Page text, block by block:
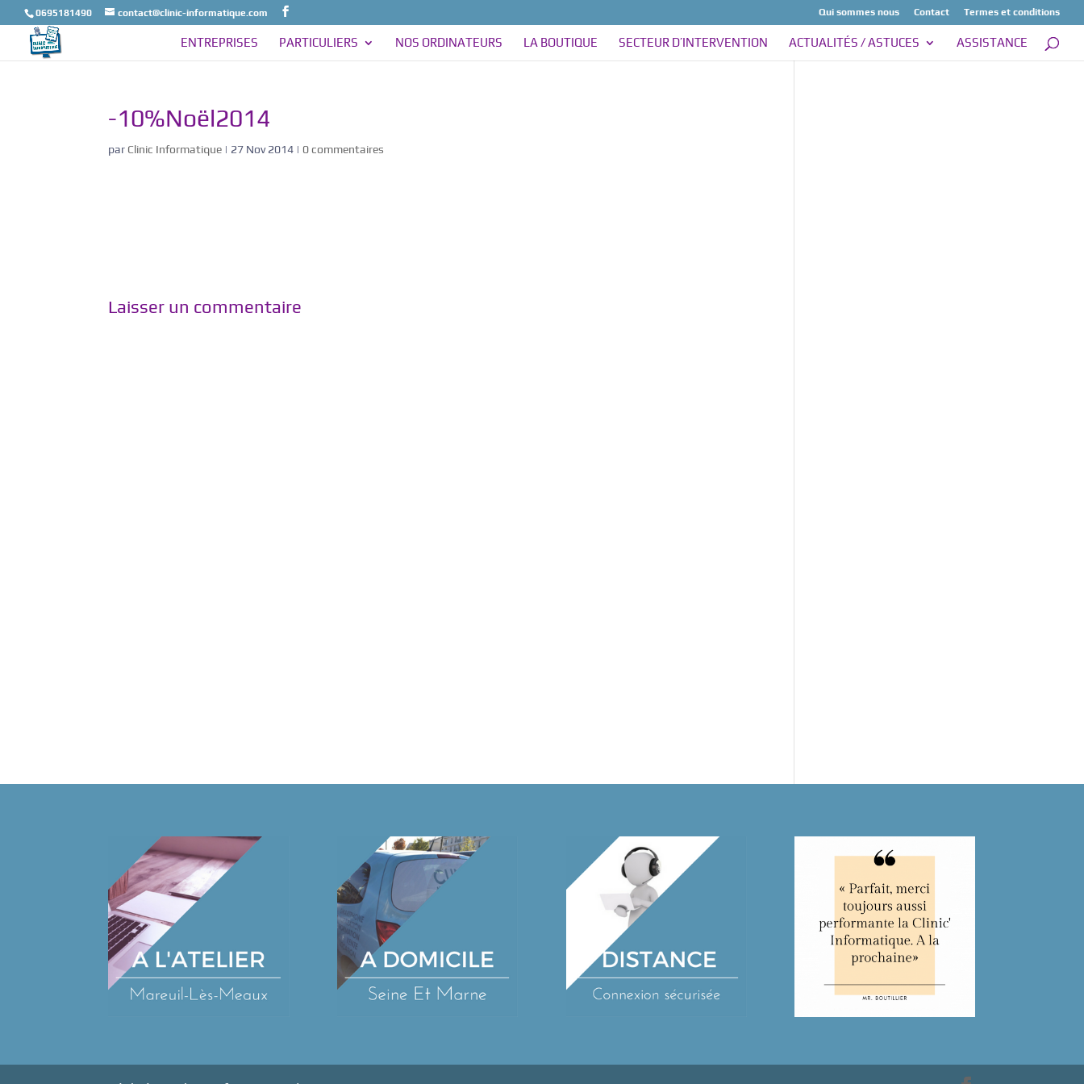
0695181490 contact@clinic-informatique.com Qui sommes nous Contact Termes et conditions
ENTREPRISES PARTICULIERS NOS ORDINATEURS LA BOUTIQUE SECTEUR D’INTERVENTION ACTUALITÉS / ASTUCES ASSISTANCE
-10%Noël2014
par Clinic Informatique | 27 Nov 2014 | 0 commentaires
Laisser un commentaire